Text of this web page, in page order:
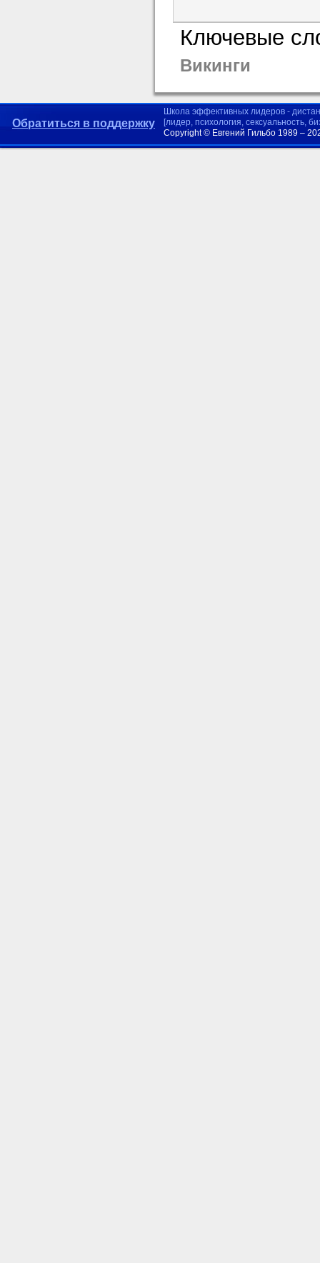
Ключевые
Викинги
Обратиться в поддержку
Школа эффективных лидеров -
[лидер, психология, сексуальность,
Copyright © Евгений Гильбо 1989 –